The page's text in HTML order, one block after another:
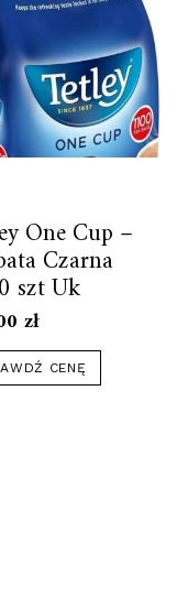
One Cup –
Czarna
szt Uk
zł
CENĘ